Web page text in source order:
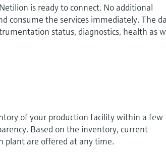
is ready to connect. No additional
consume the services immediately. The
status, diagnostics, health as
of your production facility within a few
Based on the inventory, current
plant are offered at any time.